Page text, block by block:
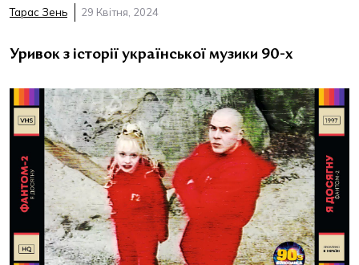
Тарас Зень 29 Квітня, 2024
Уривок з історії української музики 90-х